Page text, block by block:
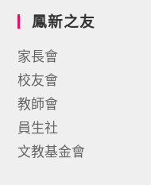
鳳新之友
家長會
校友會
教師會
員生社
文教基金會